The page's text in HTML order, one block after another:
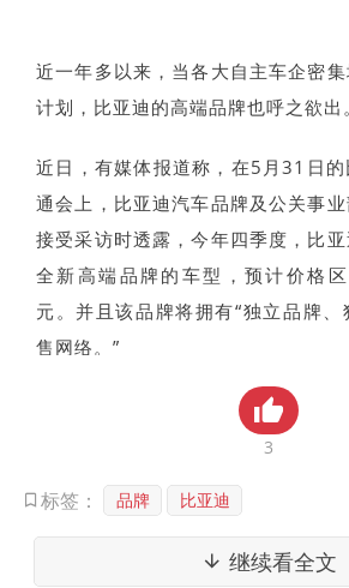
近一年多以来，当各大自主车企密
计划，比亚迪的高端品牌也呼之欲出。
近日，有媒体报道称，在5月31日
通会上，比亚迪汽车品牌及公关事
接受采访时透露，今年四季度，比
全新高端品牌的车型，预计价格
元。并且该品牌将拥有“独立品牌
售网络。”
针对该消息，未来汽车日报向比亚
对方表示“消息属实，目前高端品
中，暂无更多消息可透露”。
虽然目前关于该款新车型并无太多
今年2月，比亚迪称因为品牌和业务
3
标签： 品牌 比亚迪
继续看全文
贸金APP